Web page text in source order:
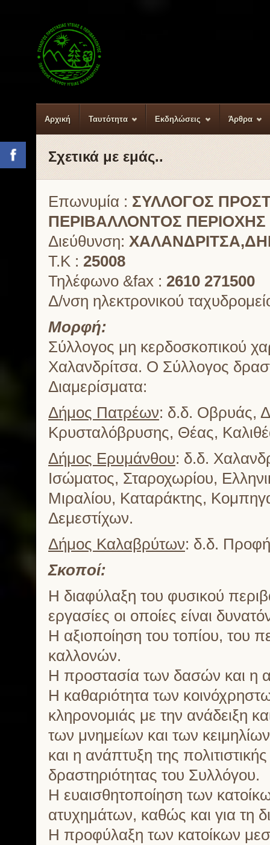
Αρχική Ταυτότητα Εκδηλώσεις Άρθρα
Σχετικά με εμάς..
Επωνυμία : ΣΥΛΛΟΓΟΣ
ΠΕΡΙΒΑΛΛΟΝΤΟΣ
Διεύθυνση:
Τ.Κ : 25008
Τηλέφωνο &fax : 2610 271500
Δ/νση ηλεκτρονικού
Μορφή:
Σύλλογος μη κερδοσκοπικού
Χαλανδρίτσα. Ο Σύλλογος
Διαμερίσματα:
Δήμος Πατρέων: δ.δ. Οβρυάς,
Κρυσταλόβρυσης, Θέας,
Δήμος Ερυμάνθου: δ.δ.
Ισώματος, Σταροχωρίου,
Μιραλίου, Καταράκτης,
Δεμεστίχων.
Δήμος Καλαβρύτων: δ.δ.
Σκοποί:
Η διαφύλαξη του φυσικού
εργασίες οι οποίες είναι
Η αξιοποίηση του τοπίου, του
καλλονών.
Η προστασία των δασών και η
Η καθαριότητα των
κληρονομιάς με την ανάδειξη
των μνημείων και των
και η ανάπτυξη της
δραστηριότητας του Συλλόγου.
Η ευαισθητοποίηση των
ατυχημάτων, καθώς και για τη
Η προφύλαξη των κατοίκων
Facebook